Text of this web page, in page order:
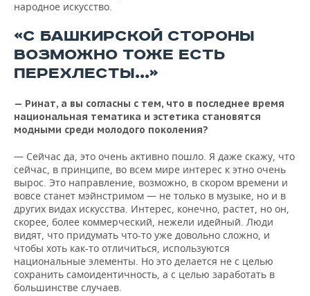
народное искусство.
«С БАШКИРСКОЙ СТОРОНЫ
ВОЗМОЖНО ТОЖЕ ЕСТЬ
ПЕРЕХЛЕСТЫ...»
— Ринат, а вы согласны с тем, что в последнее время
национальная тематика и эстетика становятся
модными среди молодого поколения?
— Сейчас да, это очень активно пошло. Я даже скажу, что
сейчас, в принципе, во всем мире интерес к этно очень
вырос. Это направление, возможно, в скором времени и
вовсе станет мэйнстримом — не только в музыке, но и в
других видах искусства. Интерес, конечно, растет, но он,
скорее, более коммерческий, нежели идейный. Люди
видят, что придумать что-то уже довольно сложно, и
чтобы хоть как-то отличиться, используются
национальные элементы. Но это делается не с целью
сохранить самоидентичность, а с целью заработать в
большинстве случаев.